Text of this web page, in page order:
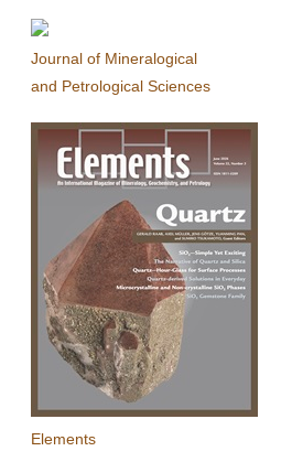
Journal of Mineralogical
and Petrological Sciences
Elements